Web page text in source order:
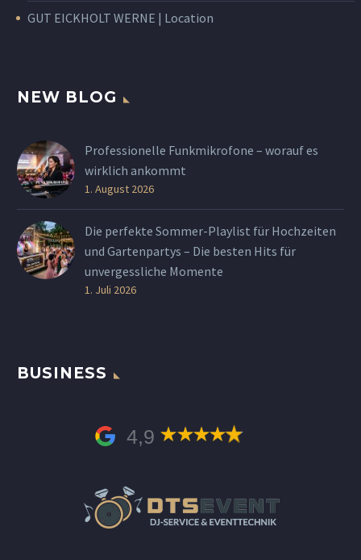
GUT EICKHOLT WERNE | Location
NEW BLOG
Professionelle Funkmikrofone – worauf es
wirklich ankommt
1. August 2026
Die perfekte Sommer-Playlist für Hochzeiten
und Gartenpartys – Die besten Hits für
unvergessliche Momente
1. Juli 2026
BUSINESS
4,9